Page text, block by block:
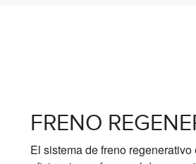
FRENO
El sistema de freno